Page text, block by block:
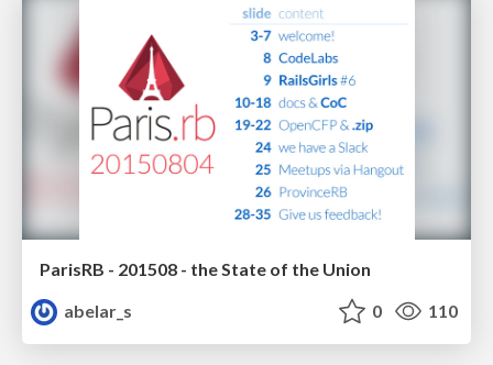
ParisRB - 201508 - the State of the Union
abelar_s
0 110